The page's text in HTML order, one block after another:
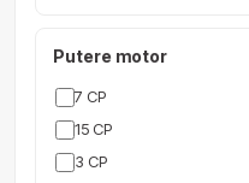
Putere motor
7 CP
15 CP
3 CP